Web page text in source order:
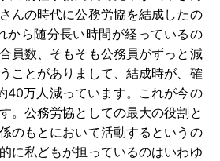
んの時代に公務労協を結成したの
から随分長い時間が経っているの
員数、そもそも公務員がずっと減
ことがありまして、結成時が、確
40万人減っています。これが今の
。公務労協としての最大の役割と
のもとにおいて活動するというの
に私どもが担っているのはいわゆ